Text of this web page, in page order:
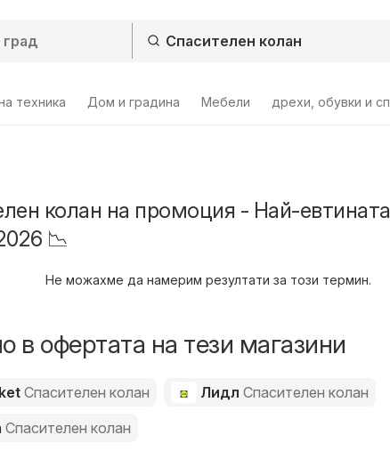
техника Дом и градина Мебели дрехи, обувки и
колан на промоция - Най-
📉
Не можахме да намерим резултати за този термин.
в офертата на тези магазини
Спасителен колан ЛидлСпасителен колан
Спасителен колан